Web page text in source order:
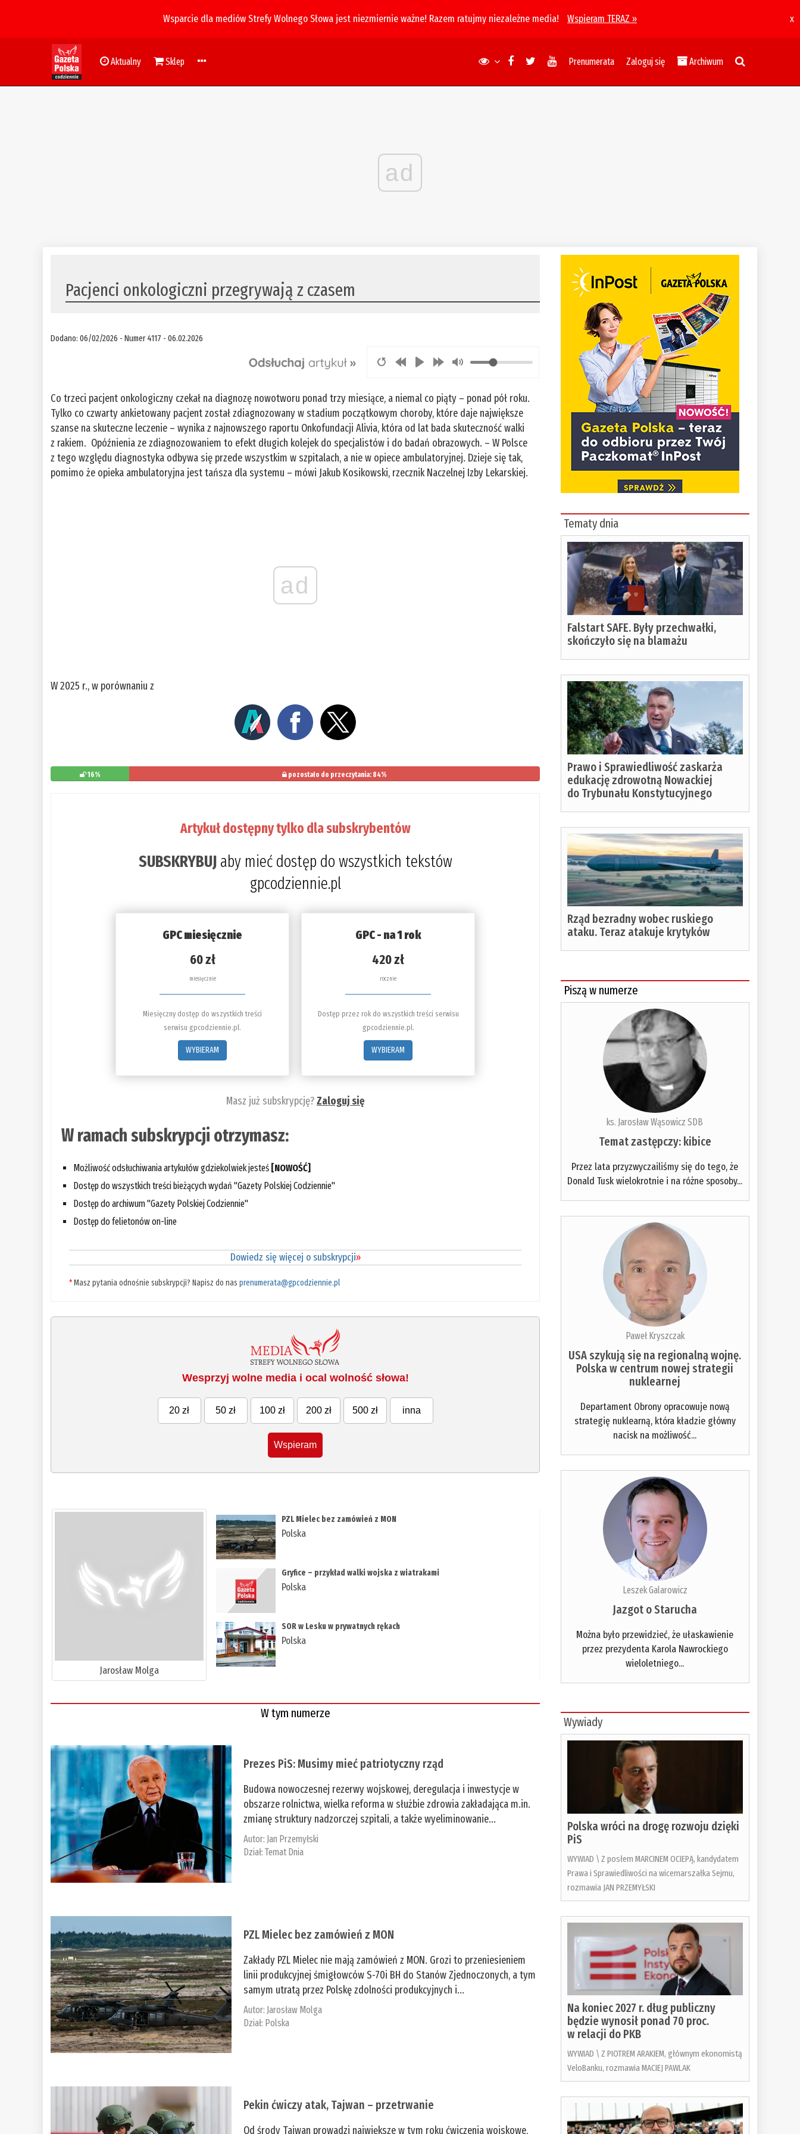
Wsparcie dla mediów Strefy Wolnego Słowa jest niezmiernie ważne! Razem ratujmy niezależne media! Wspieram TERAZ » x
Aktualny Sklep Prenumerata Zaloguj się Archiwum
ad
Pacjenci onkologiczni przegrywają z czasem
Dodano: 06/02/2026 - Numer 4117 - 06.02.2026
Co trzeci pacjent onkologiczny czekał na diagnozę nowotworu ponad trzy miesiące, a niemal co piąty – ponad pół roku.
Tylko co czwarty ankietowany pacjent został zdiagnozowany w stadium początkowym choroby, które daje największe
szanse na skuteczne leczenie – wynika z najnowszego raportu Onkofundacji Alivia, która od lat bada skuteczność walki
z rakiem. Opóźnienia ze zdiagnozowaniem to efekt długich kolejek do specjalistów i do badań obrazowych. – W Polsce
z tego względu diagnostyka odbywa się przede wszystkim w szpitalach, a nie w opiece ambulatoryjnej. Dzieje się tak,
pomimo że opieka ambulatoryjna jest tańsza dla systemu – mówi Jakub Kosikowski, rzecznik Naczelnej Izby Lekarskiej.
ad
W 2025 r., w porównaniu z
16% pozostało do przeczytania: 84%
Artykuł dostępny tylko dla subskrybentów
SUBSKRYBUJaby mieć dostęp do wszystkich tekstów
gpcodziennie.pl
GPC miesięcznie
60 zł
miesięcznie
Miesięczny dostęp do wszystkich treści
serwisu gpcodziennie.pl.
WYBIERAM
GPC - na 1 rok
420 zł
rocznie
Dostęp przez rok do wszystkich treści serwisu
gpcodziennie.pl.
WYBIERAM
Masz już subskrypcję?Zaloguj się
W ramach subskrypcji otrzymasz:
Możliwość odsłuchiwania artykułów gdziekolwiek jesteś [NOWOŚĆ]
Dostęp do wszystkich treści bieżących wydań "Gazety Polskiej Codziennie"
Dostęp do archiwum "Gazety Polskiej Codziennie"
Dostęp do felietonów on-line
Dowiedz się więcej o subskrypcji»
*Masz pytania odnośnie subskrypcji? Napisz do nasprenumerata@gpcodziennie.pl
Wesprzyj wolne media i ocal wolność słowa!
20 zł 50 zł 100 zł 200 zł 500 zł inna
Wspieram
Jarosław Molga
PZL Mielec bez zamówień z MON
Polska
Gryfice – przykład walki wojska z wiatrakami
Polska
SOR w Lesku w prywatnych rękach
Polska
W tym numerze
Prezes PiS: Musimy mieć patriotyczny rząd
Budowa nowoczesnej rezerwy wojskowej, deregulacja i inwestycje w
obszarze rolnictwa, wielka reforma w służbie zdrowia zakładająca m.in.
zmianę struktury nadzorczej szpitali, a także wyeliminowanie...
Autor: Jan Przemyłski
Dział:Temat Dnia
PZL Mielec bez zamówień z MON
Zakłady PZL Mielec nie mają zamówień z MON. Grozi to przeniesieniem
linii produkcyjnej śmigłowców S-70i BH do Stanów Zjednoczonych, a tym
samym utratą przez Polskę zdolności produkcyjnych i...
Autor: Jarosław Molga
Dział: Polska
Pekin ćwiczy atak, Tajwan – przetrwanie
Od środy Tajwan prowadzi największe w tym roku ćwiczenia wojskowe,
Tematy dnia
Falstart SAFE. Były przechwałki,
skończyło się na blamażu
Prawo i Sprawiedliwość zaskarża
edukację zdrowotną Nowackiej
do Trybunału Konstytucyjnego
Rząd bezradny wobec ruskiego
ataku. Teraz atakuje krytyków
Piszą w numerze
ks. Jarosław Wąsowicz SDB
Temat zastępczy: kibice
Przez lata przyzwyczailiśmy się do tego, że
Donald Tusk wielokrotnie i na różne sposoby...
Paweł Kryszczak
USA szykują się na regionalną wojnę.
Polska w centrum nowej strategii
nuklearnej
Departament Obrony opracowuje nową
strategię nuklearną, która kładzie główny
nacisk na możliwość...
Leszek Galarowicz
Jazgot o Starucha
Można było przewidzieć, że ułaskawienie
przez prezydenta Karola Nawrockiego
wieloletniego...
Wywiady
Polska wróci na drogę rozwoju dzięki
PiS
WYWIAD \ Z posłem MARCINEM OCIEPĄ, kandydatem
Prawa i Sprawiedliwości na wicemarszałka Sejmu,
rozmawia JAN PRZEMYŁSKI
Na koniec 2027 r. dług publiczny
będzie wynosił ponad 70 proc.
w relacji do PKB
WYWIAD \ Z PIOTREM ARAKIEM, głównym ekonomistą
VeloBanku, rozmawia MACIEJ PAWLAK